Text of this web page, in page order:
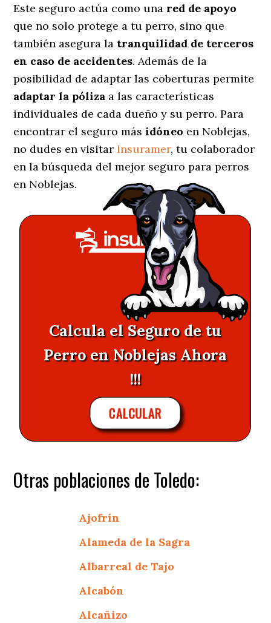
Este seguro actúa como una red de apoyo
que no solo protege a tu perro, sino que
también asegura la tranquilidad de terceros
en caso de accidentes. Además de la
posibilidad de adaptar las coberturas permite
adaptar la póliza a las características
individuales de cada dueño y su perro. Para
encontrar el seguro másidóneo en Noblejas,
no dudes en visitarInsuramer, tu colaborador
en la búsqueda del mejor seguro para perros
en Noblejas.
Calcula el Seguro de tu
Perro en Noblejas Ahora
!!!
CALCULAR
Otras poblaciones de Toledo:
Ajofrín
Alameda de la Sagra
Albarreal de Tajo
Alcabón
Alcañizo